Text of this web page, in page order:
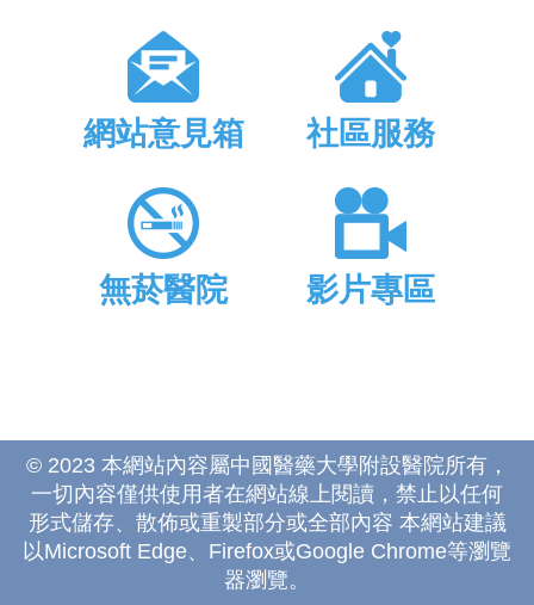
網站意見箱 社區服務
無菸醫院 影片專區
© 2023 本網站內容屬中國醫藥大學附設醫院所有，
一切內容僅供使用者在網站線上閱讀，禁止以任何
形式儲存、散佈或重製部分或全部內容 本網站建議
以Microsoft Edge、Firefox或Google Chrome等瀏覽
器瀏覽。